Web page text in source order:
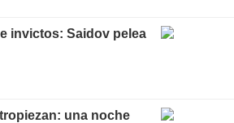
invictos: Saidov pelea
una noche